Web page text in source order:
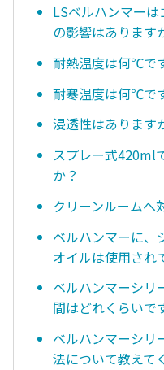
LSベルハンマー
の影響はあります
耐熱温度は何℃で
耐寒温度は何℃で
浸透性はあります
スプレー式420ml
か？
クリーンルームへ
ベルハンマーに、
オイルは使用され
ベルハンマーシリ
間はどれくらいで
ベルハンマーシリ
法について教えて